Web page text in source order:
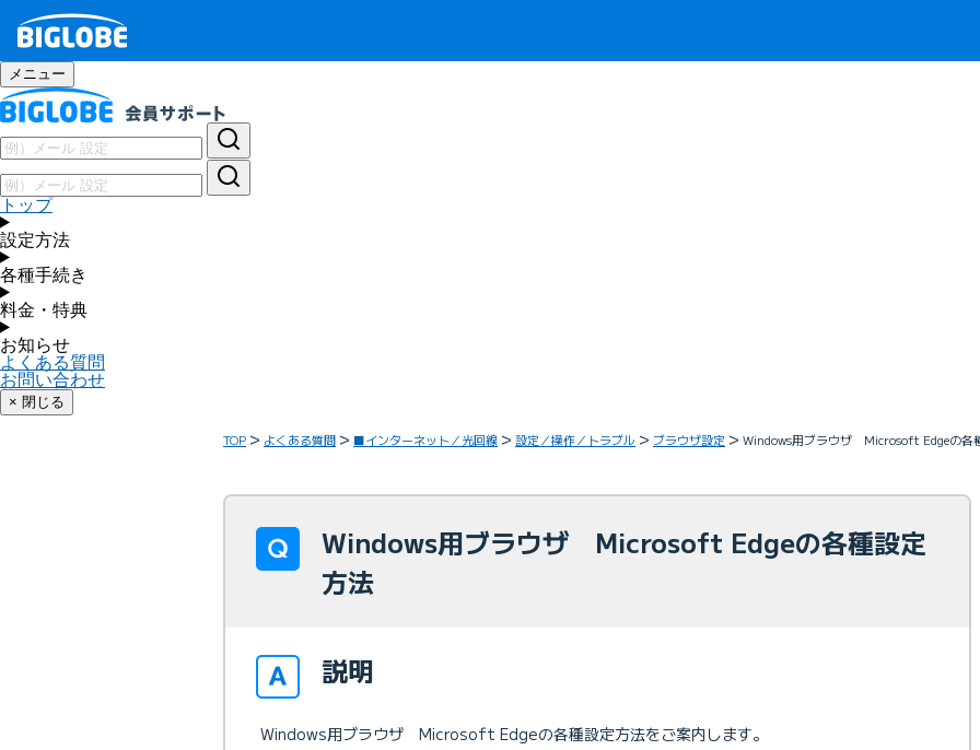
メニュー
トップ
設定方法
各種手続き
料金・特典
お知らせ
よくある質問
お問い合わせ
× 閉じる
TOP よくある質問 ■インターネット／光回線 設定／操作／トラブル ブラウザ設定 Windows用ブラウザ Microsoft Edgeの各
Windows用ブラウザ Microsoft Edgeの各種設定
方法
説明
Windows用ブラウザ Microsoft Edgeの各種設定方法をご案内します。